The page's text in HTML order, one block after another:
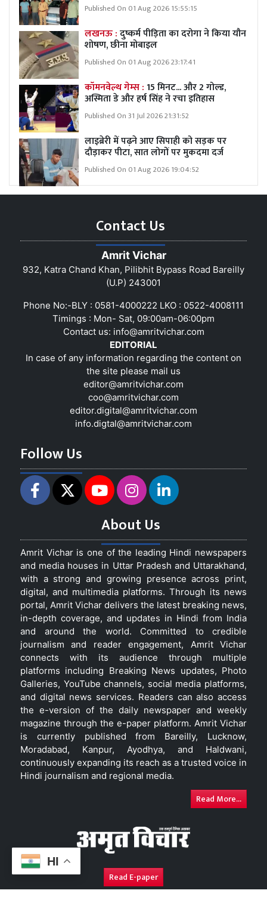
HI
Published On 01 Aug 2026 15:55:15
लखनऊ :दुष्कर्म पीड़िता का दरोगा ने किया यौन
शोषण, छीना मोबाइल
Published On 01 Aug 2026 23:17:41
कॉमनवेल्थ गेम्स :15 मिनट... और 2 गोल्ड,
अस्मिता डे और हर्ष सिंह ने रचा इतिहास
Published On 31 Jul 2026 21:31:52
लाइब्रेरी में पढ़ने आए सिपाही को सड़क पर
दौड़ाकर पीटा, सात लोगों पर मुकदमा दर्ज
Published On 01 Aug 2026 19:04:52
Contact Us
Amrit Vichar
932, Katra Chand Khan, Pilibhit Bypass Road Bareilly
(U.P) 243001
Phone No:-BLY : 0581-4000222 LKO : 0522-4008111
Timings : Mon- Sat, 09:00am-06:00pm
Contact us: info@amritvichar.com
EDITORIAL
In case of any information regarding the content on
the site please mail us
editor@amritvichar.com
coo@amritvichar.com
editor.digital@amritvichar.com
info.digtal@amritvichar.com
Follow Us
About Us
Amrit Vichar is one of the leading Hindi newspapers
and media houses in Uttar Pradesh and Uttarakhand,
with a strong and growing presence across print,
digital, and multimedia platforms. Through its news
portal, Amrit Vichar delivers the latest breaking news,
in-depth coverage, and updates in Hindi from India
and around the world. Committed to credible
journalism and reader engagement, Amrit Vichar
connects with its audience through multiple
platforms including Breaking News updates, Photo
Galleries, YouTube channels, social media platforms,
and digital news services. Readers can also access
the e-version of the daily newspaper and weekly
magazine through the e-paper platform. Amrit Vichar
is currently published from Bareilly, Lucknow,
Moradabad, Kanpur, Ayodhya, and Haldwani,
continuously expanding its reach as a trusted voice in
Hindi journalism and regional media.
Read More...
Read E-paper